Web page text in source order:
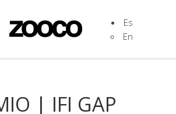
Es
En
| IFI GAP